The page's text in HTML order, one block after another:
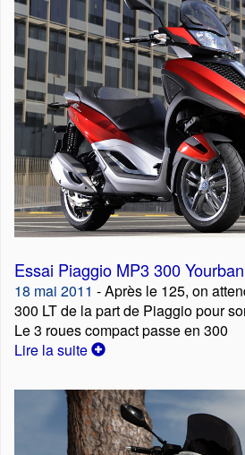
Essai Piaggio MP3 300
18 mai 2011 - Après le 125, on
300 LT de la part de Piaggio pour
Le 3 roues compact passe en 300
Lire la suite